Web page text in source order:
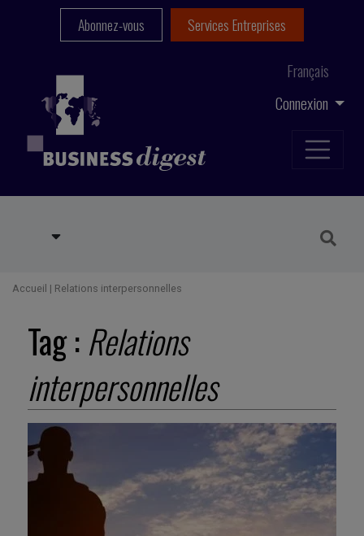
Connexion
Français
Abonnez-vous Services Entreprises
Accueil | Relations interpersonnelles
Tag : Relations
interpersonnelles